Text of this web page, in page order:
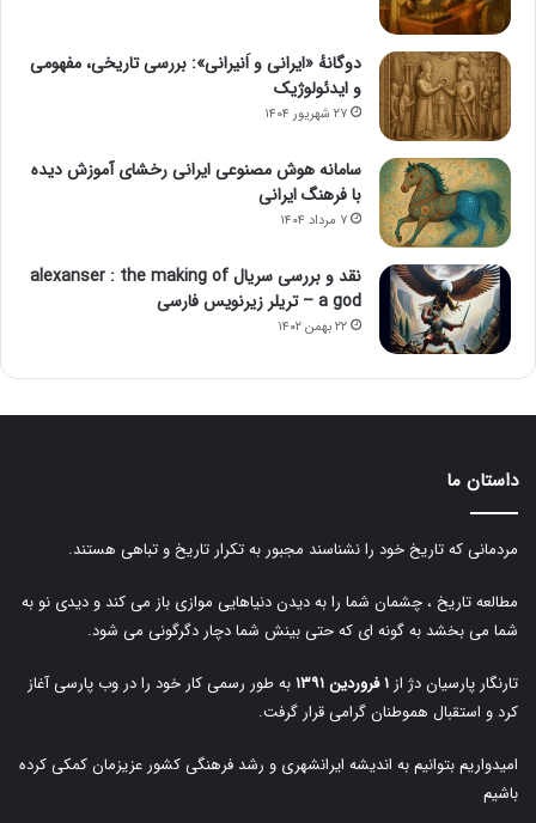
دوگانهٔ «ایرانی و اَنیرانی»: بررسی تاریخی، مفهومی
و ایدئولوژیک
۲۷ شهریور ۱۴۰۴
سامانه هوش مصنوعی ایرانی رخشای آموزش دیده
با فرهنگ ایرانی
۷ مرداد ۱۴۰۴
نقد و بررسی سریال alexanser : the making of
a god – تریلر زیرنویس فارسی
۲۲ بهمن ۱۴۰۲
داستان ما
مردمانی که تاریخ خود را نشناسند مجبور به تکرار تاریخ و تباهی هستند.
مطالعه تاریخ ، چشمان شما را به دیدن دنیاهایی موازی باز می کند و دیدی نو به
شما می بخشد به گونه ای که حتی بینش شما دچار دگرگونی می شود.
تارنگار پارسیان دژ از ۱ فروردین ۱۳۹۱
به طور رسمی کار خود را در وب پارسی آغاز
کرد و استقبال هموطنان گرامی قرار گرفت.
امیدواریم بتوانیم به اندیشه ایرانشهری و رشد فرهنگی کشور عزیزمان کمکی کرده
باشیم